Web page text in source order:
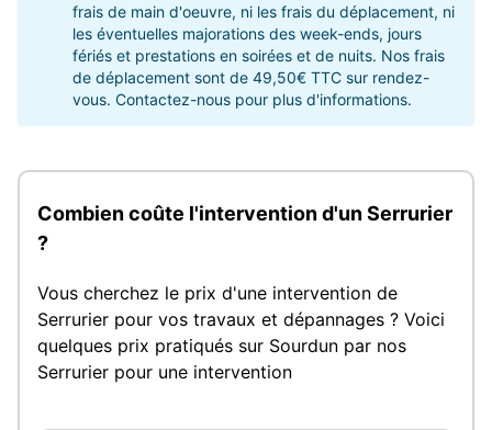
frais de main d'oeuvre, ni les frais du déplacement, ni
les éventuelles majorations des week-ends, jours
fériés et prestations en soirées et de nuits. Nos frais
de déplacement sont de 49,50€ TTC sur rendez-
vous. Contactez-nous pour plus d'informations.
Combien coûte l'intervention d'un Serrurier
?
Vous cherchez le prix d'une intervention de
Serrurier pour vos travaux et dépannages ? Voici
quelques prix pratiqués sur Sourdun par nos
Serrurier pour une intervention